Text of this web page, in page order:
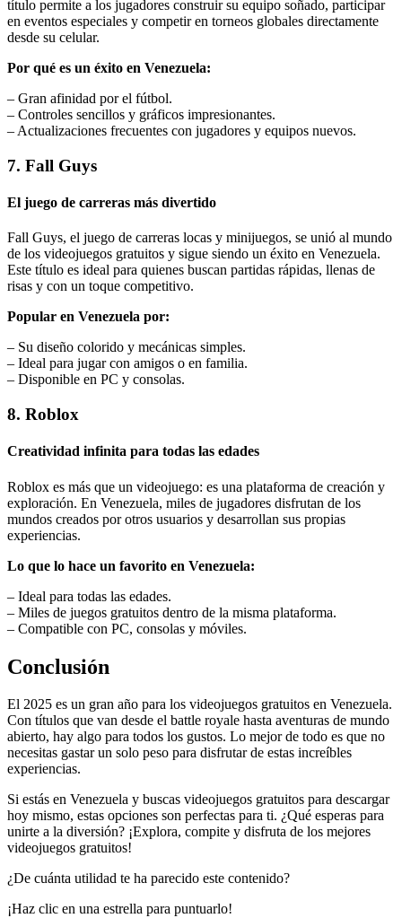
título permite a los jugadores construir su equipo soñado, participar
en eventos especiales y competir en torneos globales directamente
desde su celular.
Por qué es un éxito en Venezuela:
– Gran afinidad por el fútbol.
– Controles sencillos y gráficos impresionantes.
– Actualizaciones frecuentes con jugadores y equipos nuevos.
7. Fall Guys
El juego de carreras más divertido
Fall Guys, el juego de carreras locas y minijuegos, se unió al mundo
de los videojuegos gratuitos y sigue siendo un éxito en Venezuela.
Este título es ideal para quienes buscan partidas rápidas, llenas de
risas y con un toque competitivo.
Popular en Venezuela por:
– Su diseño colorido y mecánicas simples.
– Ideal para jugar con amigos o en familia.
– Disponible en PC y consolas.
8. Roblox
Creatividad infinita para todas las edades
Roblox es más que un videojuego: es una plataforma de creación y
exploración. En Venezuela, miles de jugadores disfrutan de los
mundos creados por otros usuarios y desarrollan sus propias
experiencias.
Lo que lo hace un favorito en Venezuela:
– Ideal para todas las edades.
– Miles de juegos gratuitos dentro de la misma plataforma.
– Compatible con PC, consolas y móviles.
Conclusión
El 2025 es un gran año para los videojuegos gratuitos en Venezuela.
Con títulos que van desde el battle royale hasta aventuras de mundo
abierto, hay algo para todos los gustos. Lo mejor de todo es que no
necesitas gastar un solo peso para disfrutar de estas increíbles
experiencias.
Si estás en Venezuela y buscas videojuegos gratuitos para descargar
hoy mismo, estas opciones son perfectas para ti. ¿Qué esperas para
unirte a la diversión? ¡Explora, compite y disfruta de los mejores
videojuegos gratuitos!
¿De cuánta utilidad te ha parecido este contenido?
¡Haz clic en una estrella para puntuarlo!